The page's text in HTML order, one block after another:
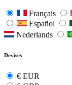
Français
Español
Nederlands
Devises
€ EUR